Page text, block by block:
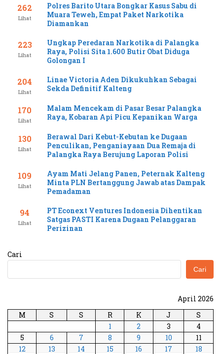
262
Lihat
Polres Barito Utara Bongkar Kasus Sabu di
Muara Teweh, Empat Paket Narkotika
Diamankan
223
Lihat
Ungkap Peredaran Narkotika di Palangka
Raya, Polisi Sita 1.600 Butir Obat Diduga
Golongan I
204
Lihat
Linae Victoria Aden Dikukuhkan Sebagai
Sekda Definitif Kalteng
170
Lihat
Malam Mencekam di Pasar Besar Palangka
Raya, Kobaran Api Picu Kepanikan Warga
130
Lihat
Berawal Dari Kebut-Kebutan ke Dugaan
Penculikan, Penganiayaan Dua Remaja di
Palangka Raya Berujung Laporan Polisi
109
Lihat
Ayam Mati Jelang Panen, Peternak Kalteng
Minta PLN Bertanggung Jawab atas Dampak
Pemadaman
94
Lihat
PT Econext Ventures Indonesia Dihentikan
Satgas PASTI Karena Dugaan Pelanggaran
Perizinan
Cari
Cari
April 2026
M
S S R K J
S
1
2 3
4
5
6 7 8 9 10
11
12
13 14 15 16 17
18